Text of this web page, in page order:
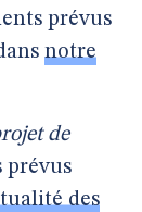
prévus
notre
de
prévus
des